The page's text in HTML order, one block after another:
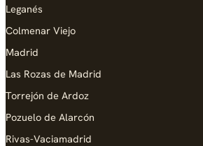
Leganés
Colmenar Viejo
Madrid
Las Rozas de Madrid
Torrejón de Ardoz
Pozuelo de Alarcón
Rivas-Vaciamadrid